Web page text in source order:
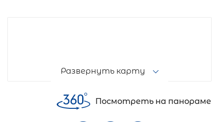
Развернуть карту
Посмотреть на панораме